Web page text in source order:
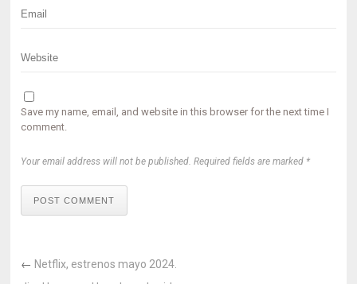
Save my name, email, and website in this browser for the next time I
comment.
Your email address will not be published. Required fields are marked *
POST COMMENT
← Netflix, estrenos mayo 2024.